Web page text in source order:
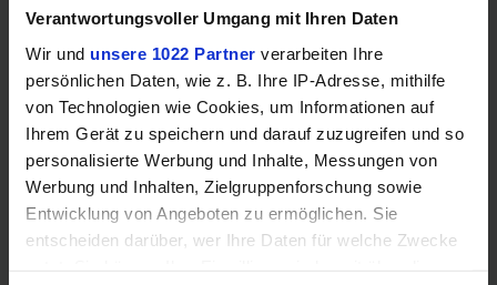
Verantwortungsvoller Umgang mit Ihren Daten
Wir und unsere 1022 Partner verarbeiten Ihre
persönlichen Daten, wie z. B. Ihre IP-Adresse, mithilfe
von Technologien wie Cookies, um Informationen auf
Ihrem Gerät zu speichern und darauf zuzugreifen und so
personalisierte Werbung und Inhalte, Messungen von
Werbung und Inhalten, Zielgruppenforschung sowie
Entwicklung von Angeboten zu ermöglichen. Sie
entscheiden darüber, wer Ihre Daten für welche Zwecke
Speichertyp –
Speicherkanäle – –
RAM-Geschwindigkeit – –
ECC-Unterstützung ❌ ❌